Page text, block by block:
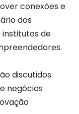
conexões e
dos
institutos de
discutidos
negócios